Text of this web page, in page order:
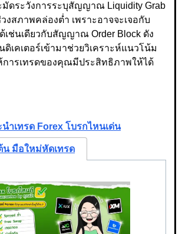
มัดระวังการระบุสัญญาณ Liquidity Grab
งสภาพคล่องต่ำ เพราะอาจจะเจอกับ
ช่นเดียวกับสัญญาณ Order Block ดัง
เคเตอร์เข้ามาช่วยวิเคราะห์แนวโน้ม
การเทรดของคุณมีประสิทธิภาพให้ได้
ำเทรด Forex โบรกไหนเด่น
น มือใหม่หัดเทรด